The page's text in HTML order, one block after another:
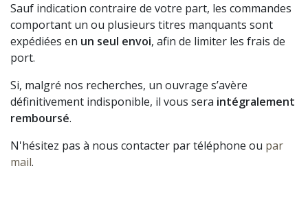
Sauf indication contraire de votre part, les commandes
comportant un ou plusieurs titres manquants sont
expédiées en un seul envoi, afin de limiter les frais de
port.
Si, malgré nos recherches, un ouvrage s’avère
définitivement indisponible, il vous sera intégralement
remboursé.
N'hésitez pas à nous contacter par téléphone ou par
mail.